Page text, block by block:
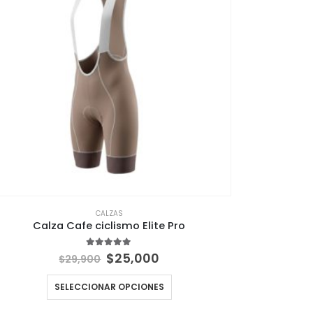
CALZAS
Calza Cafe ciclismo Elite Pro
5.00out of 5
$29,900 El
precio
original
era:
$25,000El
precio
actual
es:
SELECCIONAR OPCIONES